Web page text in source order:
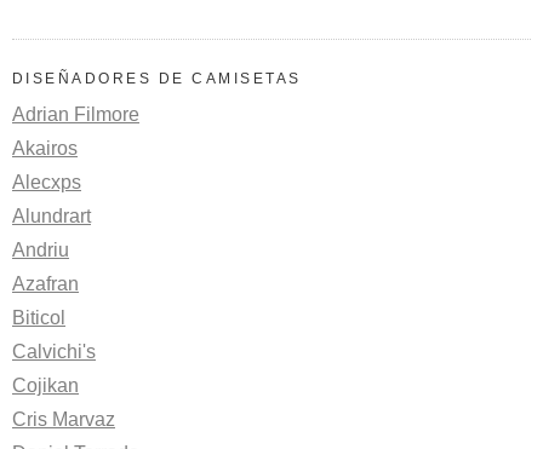
DISEÑADORES DE CAMISETAS
Adrian Filmore
Akairos
Alecxps
Alundrart
Andriu
Azafran
Biticol
Calvichi's
Cojikan
Cris Marvaz